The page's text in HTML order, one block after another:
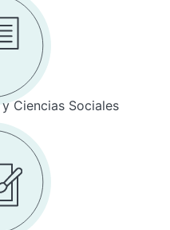
Ciencias Sociales